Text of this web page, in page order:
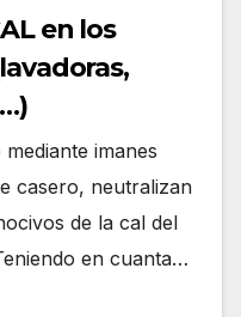
en los
imanes
casero, neutralizan
de la cal del
en cuanta…